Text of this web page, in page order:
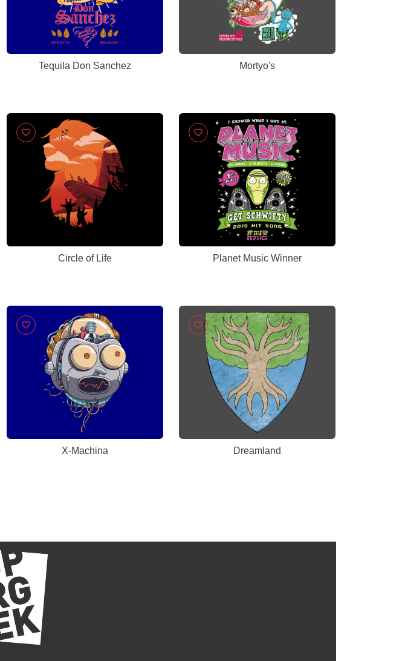
Tequila Don Sanchez Mortyo's
Circle of Life Planet Music Winner
X-Machina Dreamland